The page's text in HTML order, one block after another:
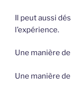
Il peut aussi
l’expérience.
Une manière
Une manière